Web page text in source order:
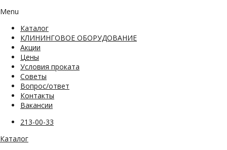
Menu
Каталог
КЛИНИНГОВОЕ ОБОРУДОВАНИЕ
Акции
Цены
Условия проката
Советы
Вопрос/ответ
Контакты
Вакансии
213-00-33
Каталог